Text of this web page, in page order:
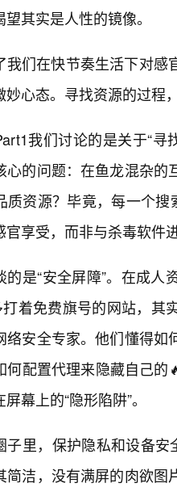
其实是人性的镜像。
我们在快节奏生活下对
妙心态。寻找资源的过程
我们讨论的是关于“寻
心的问题：在鱼龙混杂
质资源？毕竟，每一个
官享受，而非与杀毒软件
的是“安全屏障”。在成
打着免费旗号的网站，
络安全专家。他们懂得
何配置代理来隐藏自己
幕上的“隐形陷阱”。
子里，保护隐私和设备安
简洁，没有满屏的肉欲